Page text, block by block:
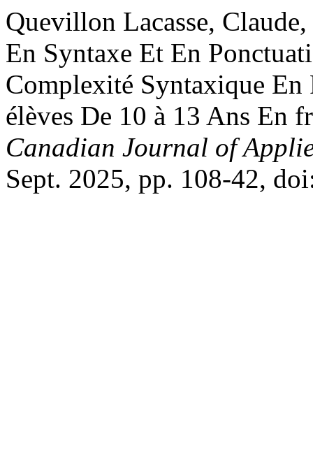
Quevillon Lacasse,
En Syntaxe Et En
Complexité Syntaxique En
élèves De 10 à 13 Ans En
Canadian Journal of
Sept. 2025, pp. 108-42,